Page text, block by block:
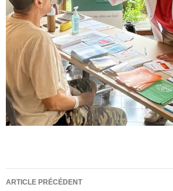
Navigation
ARTICLE PRÉCÉDENT